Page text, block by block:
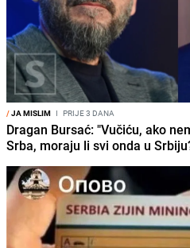
/JA MISLIM I PRIJE 3 DANA
Dragan Bursać: "Vučiću, ako
Srba, moraju li svi onda u